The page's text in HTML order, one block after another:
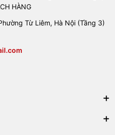
HÀNG
Từ Liêm, Hà Nội (Tầng 3)